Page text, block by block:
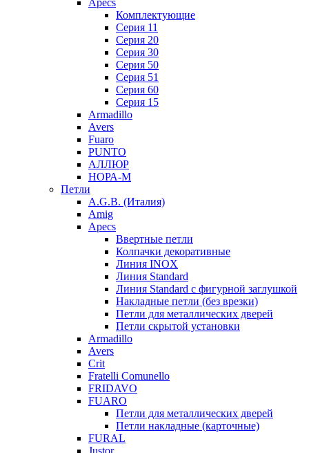
Apecs
Комплектующие
Серия 11
Серия 20
Серия 30
Серия 50
Серия 51
Серия 60
Серия 15
Armadillo
Avers
Fuaro
PUNTO
АЛЛЮР
НОРА-М
Петли
A.G.B. (Италия)
Amig
Apecs
Ввертные петли
Колпачки декоративные
Линия INOX
Линия Standard
Линия Standard с фигурной заглушкой
Накладные петли (без врезки)
Петли для металлических дверей
Петли скрытой установки
Armadillo
Avers
Crit
Fratelli Comunello
FRIDAVO
FUARO
Петли для металлических дверей
Петли накладные (карточные)
FURAL
Justor